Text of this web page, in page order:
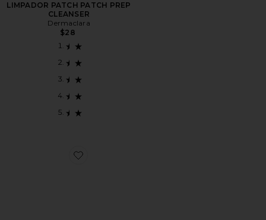
LIMPADOR PATCH PATCH PREP
CLEANSER
Dermaclara
$28
Favorite Neck Occlusion Patch